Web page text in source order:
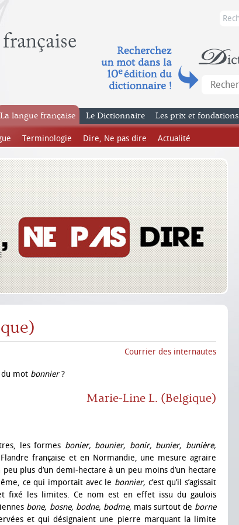
La langue française
Terminologie Dire, Ne pas dire Actualité
Le Dictionnaire Les prix et fondations
Courrier des internautes
du mot bonnier?
Marie-Line L. (Belgique)
les formes bonier, bounier, bonir, bunier, bunière,
Flandre française et en Normandie, une mesure agraire
plus d’un demi-hectare à un peu moins d’un hectare
ce qui importait avec le bonnier, c’est qu’il s’agissait
fixé les limites. Ce nom est en effet issu du gaulois
bone, bosne, bodne, bodme, mais surtout de borne
et qui désignaient une pierre marquant la limite